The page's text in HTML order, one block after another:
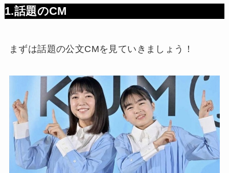
1.話題のCM
まずは話題の公文CMを見ていきましょう！